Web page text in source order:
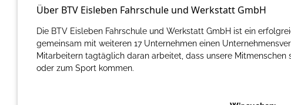
Über BTV Eisleben Fahrschule und Werkstatt GmbH
Die BTV Eisleben Fahrschule und Werkstatt GmbH ist ein
gemeinsam mit weiteren 17 Unternehmen einen
Mitarbeitern tagtäglich daran arbeitet, dass unsere Mitmenschen
oder zum Sport kommen.